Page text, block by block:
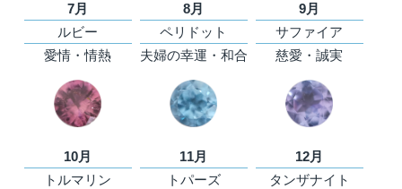
7月
ルビー
愛情・情熱
8月
ペリドット
夫婦の幸運・和合
9月
サファイア
慈愛・誠実
10月
トルマリン
11月
トパーズ
12月
タンザナイト